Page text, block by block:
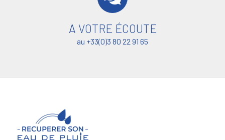
A VOTRE ÉCOUTE
au +33(0)3 80 22 91 65